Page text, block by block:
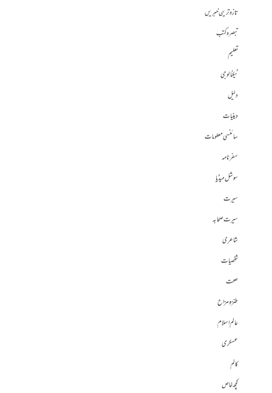
تازہ ترین خبریں
تبصرہ کتب
تعلیم
ٹیکنالوجی
دلیل
دینیات
سائنسی معلومات
سفرنامہ
سوشل میڈیا
سیرت
سیرت صحابہ
شاعری
شخصیات
صحت
طنز و مزاح
عالم اسلام
عسکری
کالم
کچھ خاص